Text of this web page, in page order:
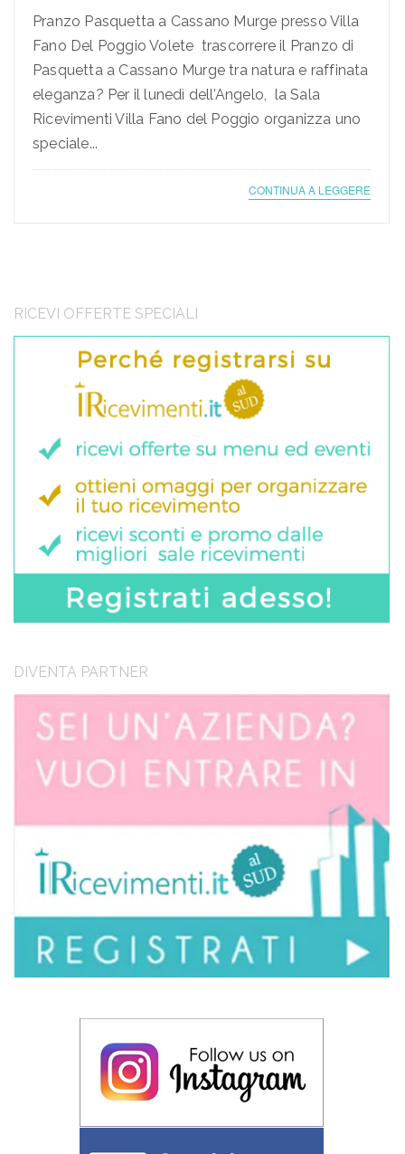
Pranzo Pasquetta a Cassano Murge presso Villa
Fano Del Poggio Volete trascorrere il Pranzo di
Pasquetta a Cassano Murge tra natura e raffinata
eleganza? Per il lunedì dell’Angelo, la Sala
Ricevimenti Villa Fano del Poggio organizza uno
speciale...
CONTINUA A LEGGERE
RICEVI OFFERTE SPECIALI
DIVENTA PARTNER